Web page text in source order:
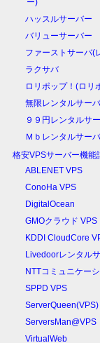
ー)
ハッスルサーバー
バリューサーバー
ファーストサーバ(
ラクサバ
ロリポップ！(ロリ
無限レンタルサー
９９円レンタルサ
Ｍｂレンタルサー
格安VPSサーバー機能
ABLENET VPS
ConoHa VPS
DigitalOcean
GMOクラウド VPS
KDDI CloudCore
Livedoorレンタル
NTTコミュニケー
SPPD VPS
ServerQueen(VPS)
ServersMan@VPS
VirtualWeb